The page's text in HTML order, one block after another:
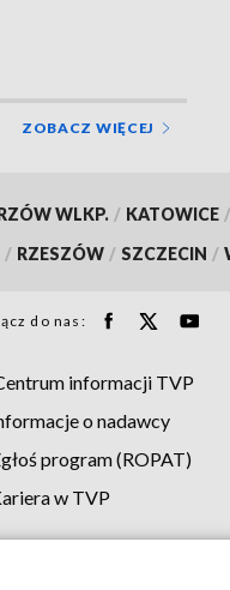
ZOBACZ WIĘCEJ
WLKP. / KATOWICE /
/ RZESZÓW / SZCZECIN /
do nas:
informacji TVP
o nadawcy
program (ROPAT)
w TVP